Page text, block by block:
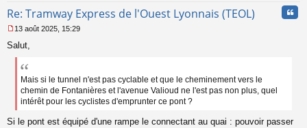
Re: Tramway Express de l'Ouest Lyonnais (TEOL)
e
s
o
13 août 2025, 15:29
Salut,
Mais si le tunnel n'est pas cyclable et que le cheminement vers le
chemin de Fontanières et l'avenue Valioud ne l'est pas non plus, quel
intérêt pour les cyclistes d'emprunter ce pont ?
Si le pont est équipé d'une rampe le connectant au quai : pouvoir passer